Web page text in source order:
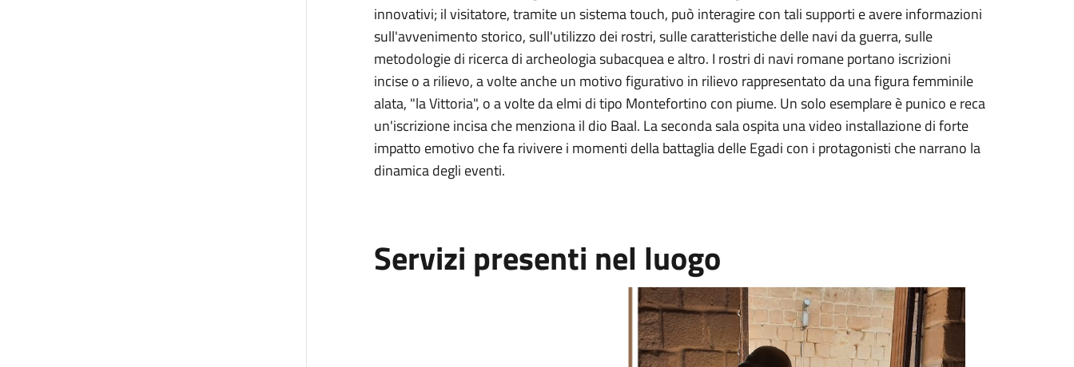
innovativi; il visitatore, tramite un sistema touch, può interagire con tali supporti e avere informazioni
sull'avvenimento storico, sull'utilizzo dei rostri, sulle caratteristiche delle navi da guerra, sulle
metodologie di ricerca di archeologia subacquea e altro. I rostri di navi romane portano iscrizioni
incise o a rilievo, a volte anche un motivo figurativo in rilievo rappresentato da una figura femminile
alata, "la Vittoria", o a volte da elmi di tipo Montefortino con piume. Un solo esemplare è punico e reca
un'iscrizione incisa che menziona il dio Baal. La seconda sala ospita una video installazione di forte
impatto emotivo che fa rivivere i momenti della battaglia delle Egadi con i protagonisti che narrano la
dinamica degli eventi.
Servizi presenti nel luogo